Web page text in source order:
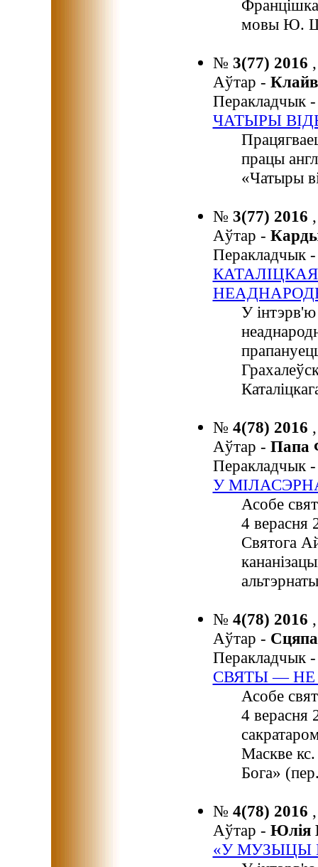
мовы Ю.
№ 3(77) 2016
Аўтар -
Перакладчык
ЧАТЫРЫ
працы
«Чатыры
№ 3(77) 2016
Аўтар -
Перакладчык
У інтэрв'ю
№ 4(78) 2016
Аўтар -
Перакладчык
У
Асобе
4 верасня
Святога
№ 4(78) 2016
Аўтар -
Перакладчык
СВЯТЫ — НЕ
Асобе
4 верасня
Маскве
Бога»
№ 4(78) 2016
Аўтар -
«У МУЗЫЦЫ